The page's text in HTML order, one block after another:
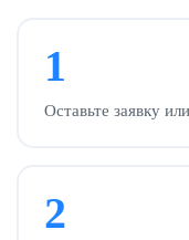
1
Оставьте заявку
2